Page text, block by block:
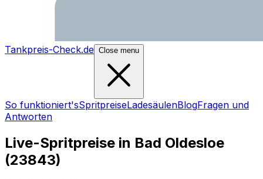
Tankpreis-Check.de Close menu
So funktioniert'sSpritpreiseLadesäulenBlogFragen und
Antworten
Live-Spritpreise in Bad Oldesloe
(23843)